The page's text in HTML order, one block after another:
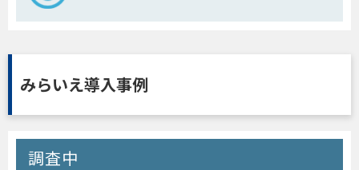
みらいえ導入事例
調査中